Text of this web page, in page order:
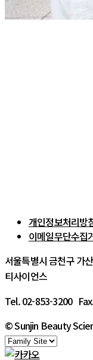
개인정보처리방
이메일무단수집
서울특별시 금천구 가
티사이언스
Tel. 02-853-3200
© Sunjin Beauty